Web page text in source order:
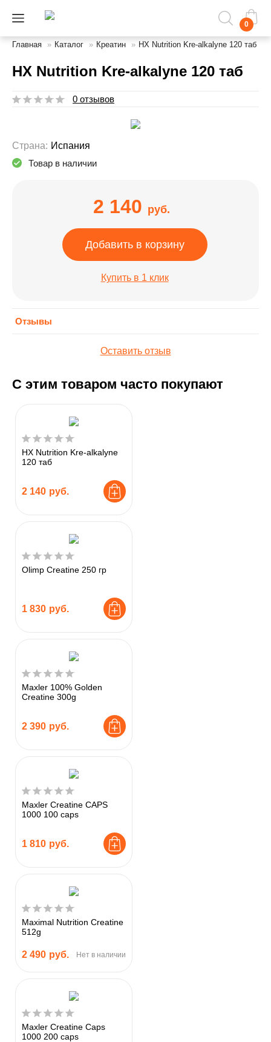
0
Главная » Каталог » Креатин » HX Nutrition Kre-alkalyne 120 таб
HX Nutrition Kre-alkalyne 120 таб
0 отзывов
Страна: Испания
Товар в наличии
2 140 руб.
Добавить в корзину
Купить в 1 клик
Отзывы
Оставить отзыв
С этим товаром часто покупают
HX Nutrition Kre-alkalyne
120 таб
2 140 руб.
Olimp Creatine 250 гр
1 830 руб.
Maxler 100% Golden
Creatine 300g
2 390 руб.
Maxler Creatine CAPS
1000 100 caps
1 810 руб.
Maximal Nutrition Creatine
512g
2 490 руб. Нет в наличии
Maxler Creatine Caps
1000 200 caps